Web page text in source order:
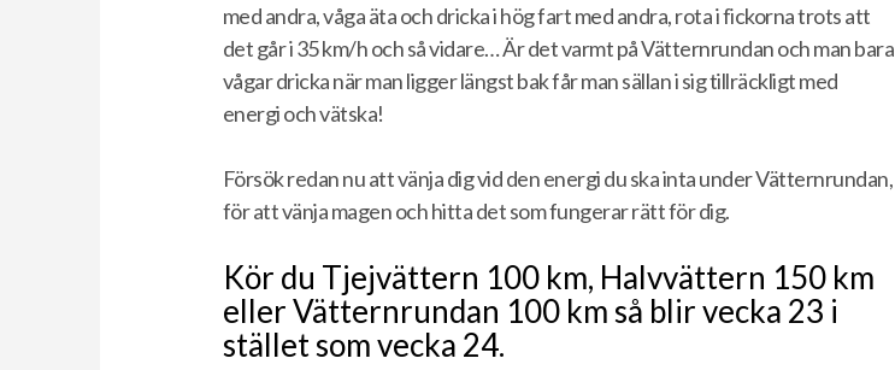
med andra, våga äta och dricka i hög fart med andra, rota i fickorna trots att
det går i 35 km/h och så vidare… Är det varmt på Vätternrundan och man bara
vågar dricka när man ligger längst bak får man sällan i sig tillräckligt med
energi och vätska!
Försök redan nu att vänja dig vid den energi du ska inta under Vätternrundan,
för att vänja magen och hitta det som fungerar rätt för dig.
Kör du Tjejvättern 100 km, Halvvättern 150 km
eller Vätternrundan 100 km så blir vecka 23 i
stället som vecka 24.